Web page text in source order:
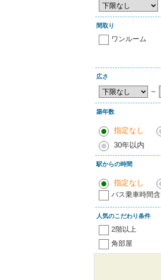
間取り
ワンルーム
広さ
～
築年数
指定なし
30年以内
駅からの時間
指定なし
バス乗車時間
人気のこだわり条件
2階以上
角部屋